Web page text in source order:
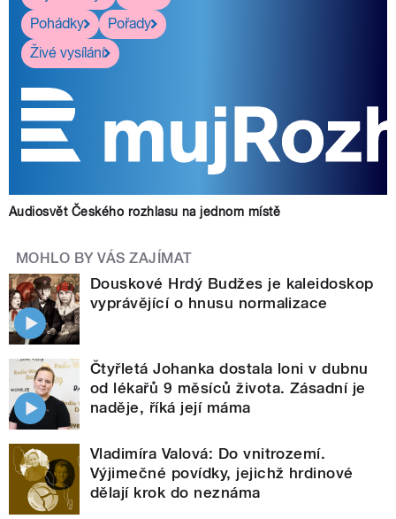
Pohádky
Pořady
Živé vysílání
Audiosvět Českého rozhlasu na jednom místě
MOHLO BY VÁS ZAJÍMAT
Douskové Hrdý Budžes je kaleidoskop
vyprávějící o hnusu normalizace
Čtyřletá Johanka dostala loni v dubnu
od lékařů 9 měsíců života. Zásadní je
naděje, říká její máma
Vladimíra Valová: Do vnitrozemí.
Výjimečné povídky, jejichž hrdinové
dělají krok do neznáma